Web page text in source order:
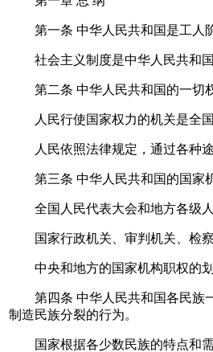
第一条 中华人民共和国是工人阶
社会主义制度是中华人民共和国
第二条 中华人民共和国的一切权
人民行使国家权力的机关是全国
人民依照法律规定，通过各种途
第三条 中华人民共和国的国家机
全国人民代表大会和地方各级人
国家行政机关、审判机关、检察
中央和地方的国家机构职权的划
第四条 中华人民共和国各民族一
制造民族分裂的行为。
国家根据各少数民族的特点和需